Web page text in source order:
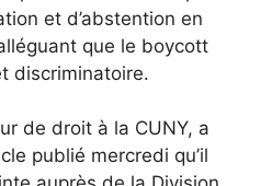
et d’abstention en
que le boycott
discriminatoire.
de droit à la CUNY, a
publié mercredi qu’il